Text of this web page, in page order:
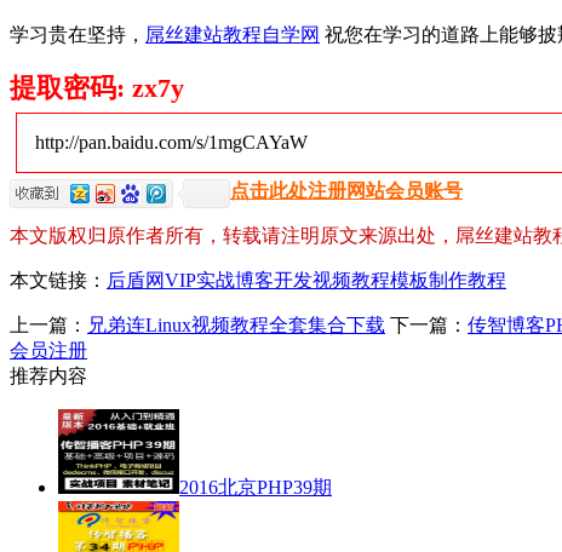
学习贵在坚持， 屌丝建站教程自学网 祝您在学习的道路上能够
提取密码: zx7y
http://pan.baidu.com/s/1mgCAYaW
点击此处注册网站会员账号
本文版权归原作者所有，转载请注明原文来源出处，屌丝建站教
本文链接： 后盾网VIP实战博客开发视频教程模板制作教程
上一篇： 兄弟连Linux视频教程全套集合下载 下一篇： 传智博客
会员注册
推荐内容
2016北京PHP39期